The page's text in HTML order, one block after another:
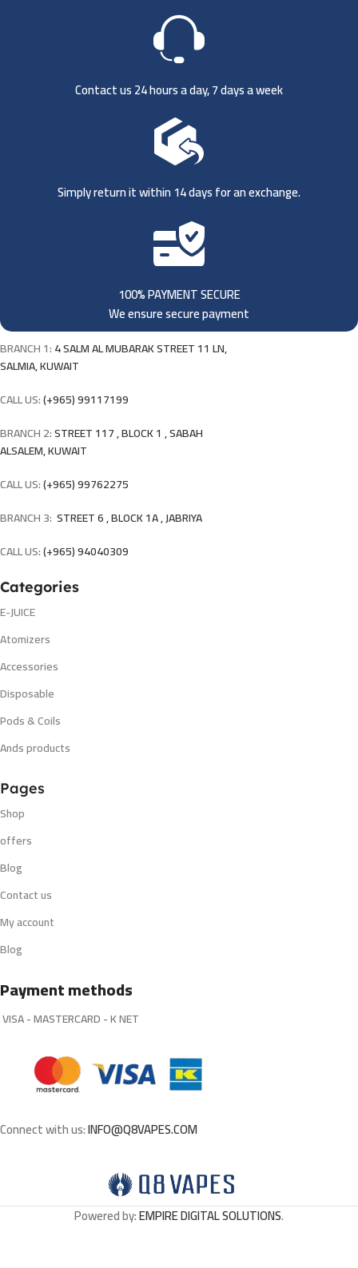
Contact us 24 hours a day, 7 days a week
Simply return it within 14 days for an exchange.
100% PAYMENT SECURE
We ensure secure payment
BRANCH 1:4 SALM AL MUBARAK STREET 11 LN,
SALMIA, KUWAIT
CALL US:(+965) 99117199
BRANCH 2:STREET 117 , BLOCK 1 , SABAH
ALSALEM, KUWAIT
CALL US:(+965) 99762275
BRANCH 3: STREET 6 , BLOCK 1A , JABRIYA
CALL US:(+965) 94040309
Categories
E-JUICE
Atomizers
Accessories
Disposable
Pods & Coils
Ands products
Pages
Shop
offers
Blog
Contact us
My account
Blog
Payment methods
VISA - MASTERCARD - K NET
Connect with us:INFO@Q8VAPES.COM
Powered by:EMPIRE DIGITAL SOLUTIONS.